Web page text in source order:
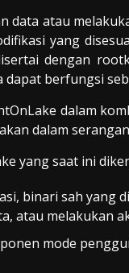
data atau
yang
dengan
dapat berfungsi
dalam
dalam
yang saat ini
binari sah yang
atau melakukan
mode